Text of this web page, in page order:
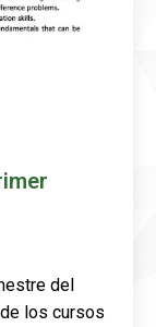
del
los cursos